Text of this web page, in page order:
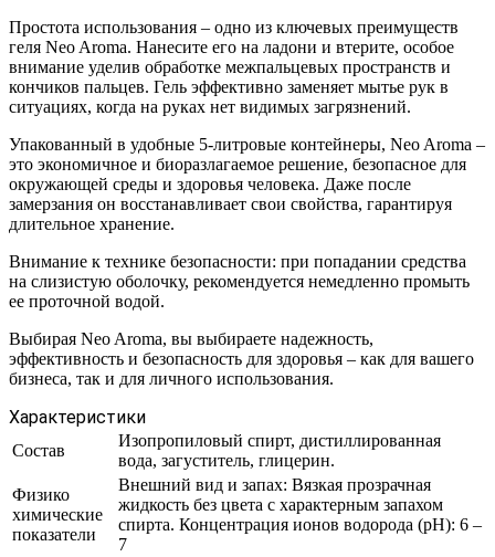
Простота использования – одно из ключевых преимуществ
геля Neo Aroma. Нанесите его на ладони и втерите, особое
внимание уделив обработке межпальцевых пространств и
кончиков пальцев. Гель эффективно заменяет мытье рук в
ситуациях, когда на руках нет видимых загрязнений.
Упакованный в удобные 5-литровые контейнеры, Neo Aroma –
это экономичное и биоразлагаемое решение, безопасное для
окружающей среды и здоровья человека. Даже после
замерзания он восстанавливает свои свойства, гарантируя
длительное хранение.
Внимание к технике безопасности: при попадании средства
на слизистую оболочку, рекомендуется немедленно промыть
ее проточной водой.
Выбирая Neo Aroma, вы выбираете надежность,
эффективность и безопасность для здоровья – как для вашего
бизнеса, так и для личного использования.
Характеристики
Состав
Изопропиловый спирт, дистиллированная
вода, загуститель, глицерин.
Физико
химические
показатели
Внешний вид и запах: Вязкая прозрачная
жидкость без цвета с характерным запахом
спирта. Концентрация ионов водорода (рН): 6 –
7